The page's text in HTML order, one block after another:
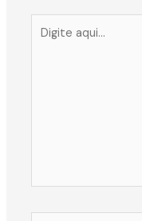
aqui...